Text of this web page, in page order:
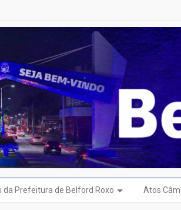
da Prefeitura de Belford Roxo Atos